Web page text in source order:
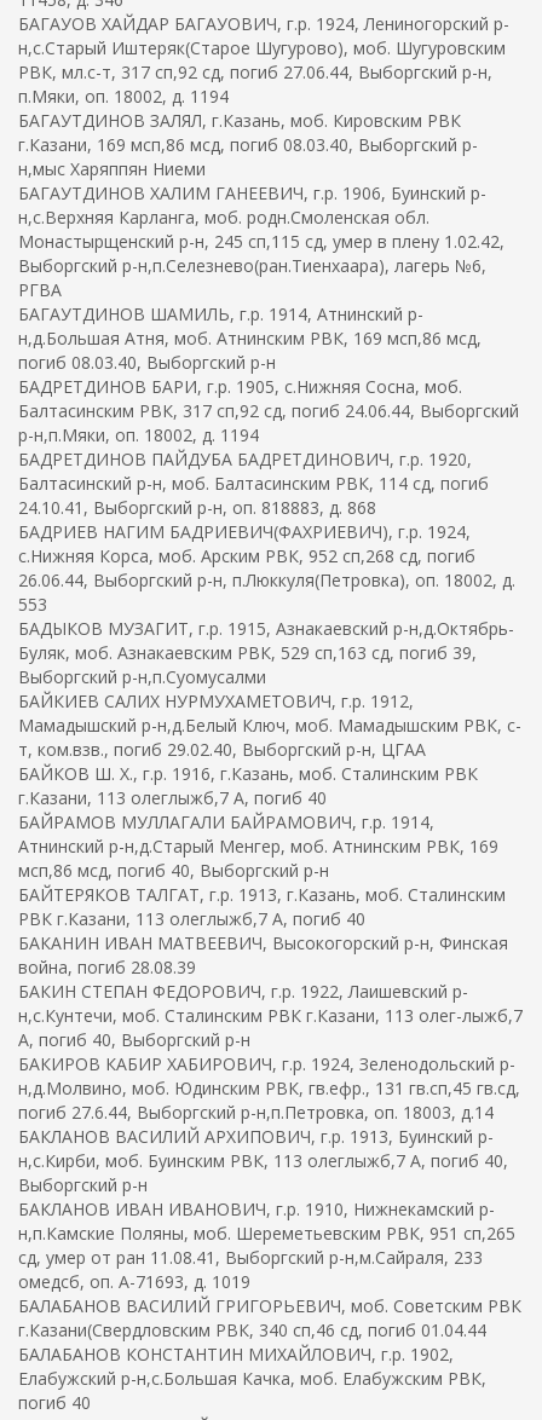
БАГАУОВ ХАЙДАР БАГАУОВИЧ, г.р. 1924, Лениногорский р-
н,с.Старый Иштеряк(Старое Шугурово), моб. Шугуровским
РВК, мл.с-т, 317 сп,92 сд, погиб 27.06.44, Выборгский р-н,
п.Мяки, оп. 18002, д. 1194
БАГАУТДИНОВ ЗАЛЯЛ, г.Казань, моб. Кировским РВК
г.Казани, 169 мсп,86 мсд, погиб 08.03.40, Выборгский р-
н,мыс Харяппян Ниеми
БАГАУТДИНОВ ХАЛИМ ГАНЕЕВИЧ, г.р. 1906, Буинский р-
н,с.Верхняя Карланга, моб. родн.Смоленская обл.
Монастырщенский р-н, 245 сп,115 сд, умер в плену 1.02.42,
Выборгский р-н,п.Селезнево(ран.Тиенхаара), лагерь №6,
РГВА
БАГАУТДИНОВ ШАМИЛЬ, г.р. 1914, Атнинский р-
н,д.Большая Атня, моб. Атнинским РВК, 169 мсп,86 мсд,
погиб 08.03.40, Выборгский р-н
БАДРЕТДИНОВ БАРИ, г.р. 1905, с.Нижняя Сосна, моб.
Балтасинским РВК, 317 сп,92 сд, погиб 24.06.44, Выборгский
р-н,п.Мяки, оп. 18002, д. 1194
БАДРЕТДИНОВ ПАЙДУБА БАДРЕТДИНОВИЧ, г.р. 1920,
Балтасинский р-н, моб. Балтасинским РВК, 114 сд, погиб
24.10.41, Выборгский р-н, оп. 818883, д. 868
БАДРИЕВ НАГИМ БАДРИЕВИЧ(ФАХРИЕВИЧ), г.р. 1924,
с.Нижняя Корса, моб. Арским РВК, 952 сп,268 сд, погиб
26.06.44, Выборгский р-н, п.Люккуля(Петровка), оп. 18002, д.
553
БАДЫКОВ МУЗАГИТ, г.р. 1915, Азнакаевский р-н,д.Октябрь-
Буляк, моб. Азнакаевским РВК, 529 сп,163 сд, погиб 39,
Выборгский р-н,п.Суомусалми
БАЙКИЕВ САЛИХ НУРМУХАМЕТОВИЧ, г.р. 1912,
Мамадышский р-н,д.Белый Ключ, моб. Мамадышским РВК, с-
т, ком.взв., погиб 29.02.40, Выборгский р-н, ЦГАА
БАЙКОВ Ш. Х., г.р. 1916, г.Казань, моб. Сталинским РВК
г.Казани, 113 олеглыжб,7 А, погиб 40
БАЙРАМОВ МУЛЛАГАЛИ БАЙРАМОВИЧ, г.р. 1914,
Атнинский р-н,д.Старый Менгер, моб. Атнинским РВК, 169
мсп,86 мсд, погиб 40, Выборгский р-н
БАЙТЕРЯКОВ ТАЛГАТ, г.р. 1913, г.Казань, моб. Сталинским
РВК г.Казани, 113 олеглыжб,7 А, погиб 40
БАКАНИН ИВАН МАТВЕЕВИЧ, Высокогорский р-н, Финская
война, погиб 28.08.39
БАКИН СТЕПАН ФЕДОРОВИЧ, г.р. 1922, Лаишевский р-
н,с.Кунтечи, моб. Сталинским РВК г.Казани, 113 олег-лыжб,7
А, погиб 40, Выборгский р-н
БАКИРОВ КАБИР ХАБИРОВИЧ, г.р. 1924, Зеленодольский р-
н,д.Молвино, моб. Юдинским РВК, гв.ефр., 131 гв.сп,45 гв.сд,
погиб 27.6.44, Выборгский р-н,п.Петровка, оп. 18003, д.14
БАКЛАНОВ ВАСИЛИЙ АРХИПОВИЧ, г.р. 1913, Буинский р-
н,с.Кирби, моб. Буинским РВК, 113 олеглыжб,7 А, погиб 40,
Выборгский р-н
БАКЛАНОВ ИВАН ИВАНОВИЧ, г.р. 1910, Нижнекамский р-
н,п.Камские Поляны, моб. Шереметьевским РВК, 951 сп,265
сд, умер от ран 11.08.41, Выборгский р-н,м.Сайраля, 233
омедсб, оп. А-71693, д. 1019
БАЛАБАНОВ ВАСИЛИЙ ГРИГОРЬЕВИЧ, моб. Советским РВК
г.Казани(Свердловским РВК, 340 сп,46 сд, погиб 01.04.44
БАЛАБАНОВ КОНСТАНТИН МИХАЙЛОВИЧ, г.р. 1902,
Елабужский р-н,с.Большая Качка, моб. Елабужским РВК,
погиб 40